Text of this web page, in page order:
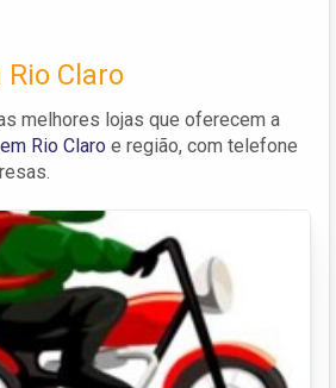
Claro
melhores lojas que oferecem a
Rio Claro e região, com telefone